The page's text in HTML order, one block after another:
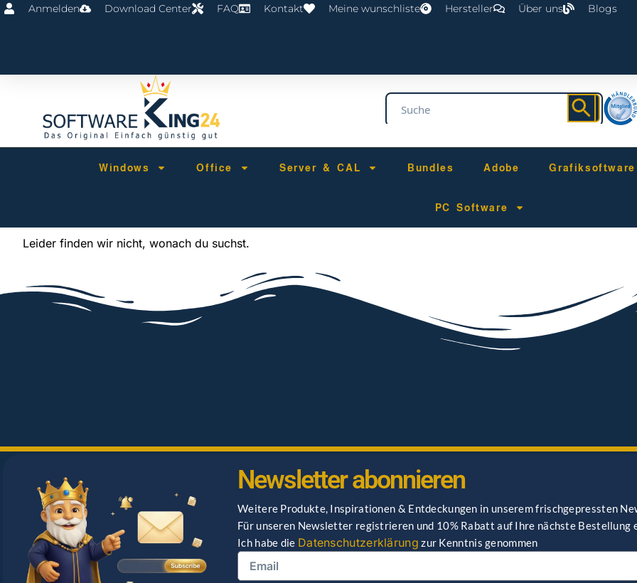
Anmelden Download Center FAQ Kontakt Meine wunschliste Hersteller Über uns Blogs
Windows Office Server & CAL Bundles Adobe Grafiksoftware
PC Software
Leider finden wir nicht, wonach du suchst.
Newsletter abonnieren
Weitere Produkte, Inspirationen & Entdeckungen in unserem frischgepressten
Für unseren Newsletter registrieren und 10% Rabatt auf Ihre nächste Bestellung
Ich habe die Datenschutzerklärung zur Kenntnis genommen